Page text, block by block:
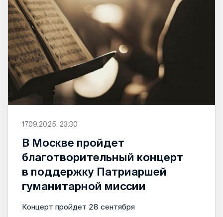
17.09.2025, 23:30
В Москве пройдет
благотворительный концерт
в поддержку Патриаршей
гуманитарной миссии
Концерт пройдет 28 сентября